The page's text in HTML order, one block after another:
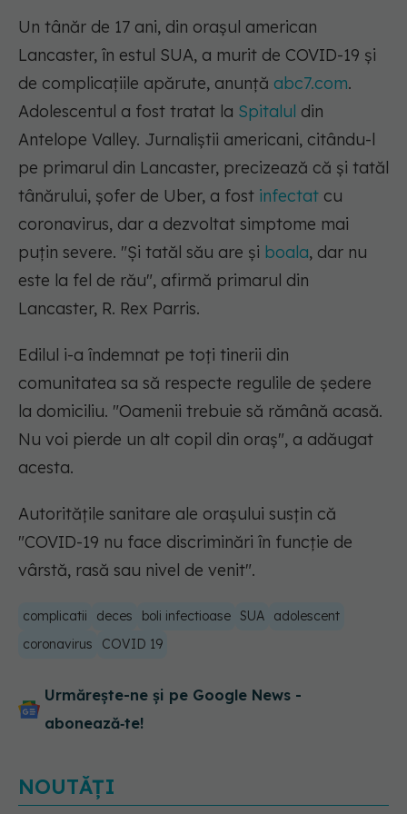
Un tânăr de 17 ani, din orașul american
Lancaster, în estul SUA, a murit de COVID-19 și
de complicațiile apărute, anunță abc7.com.
Adolescentul a fost tratat la Spitalul din
Antelope Valley. Jurnaliștii americani, citându-l
pe primarul din Lancaster, precizează că și tatăl
tânărului, șofer de Uber, a fost infectat cu
coronavirus, dar a dezvoltat simptome mai
puțin severe. "Și tatăl său are și boala, dar nu
este la fel de rău", afirmă primarul din
Lancaster, R. Rex Parris.
Edilul i-a îndemnat pe toți tinerii din
comunitatea sa să respecte regulile de ședere
la domiciliu. "Oamenii trebuie să rămână acasă.
Nu voi pierde un alt copil din oraș", a adăugat
acesta.
Autoritățile sanitare ale orașului susțin că
"COVID-19 nu face discriminări în funcție de
vârstă, rasă sau nivel de venit".
complicatii deces boli infectioase SUA
adolescent
coronavirus
COVID 19
Urmărește-ne și pe Google News -
abonează‑te!
NOUTĂȚI